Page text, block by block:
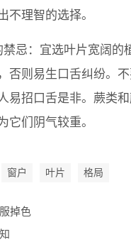
不理智的选择。
禁忌：宜选叶片宽阔的
否则易生口舌纠纷。
易招口舌是非。蕨类
它们阴气较重。
窗户 叶片 格局
掉色